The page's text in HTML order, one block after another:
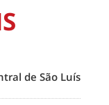
de São Luís